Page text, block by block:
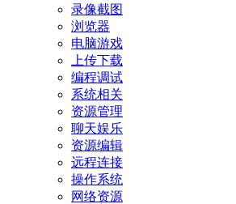
录像截图
浏览器
电脑游戏
上传下载
编程调试
系统相关
资源管理
聊天娱乐
资源编辑
远程连接
操作系统
网络资源